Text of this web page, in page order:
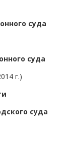
суда
суда
г.)
суда